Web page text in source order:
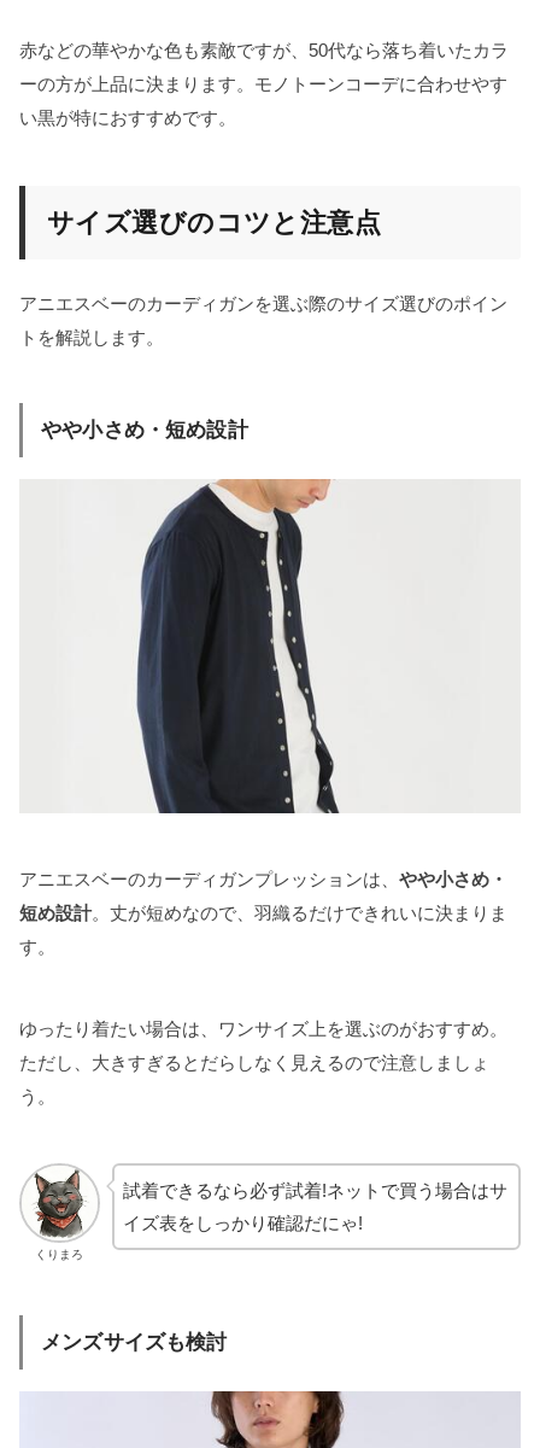
赤などの華やかな色も素敵ですが、50代なら落ち着いたカラ
ーの方が上品に決まります。モノトーンコーデに合わせやす
い黒が特におすすめです。
サイズ選びのコツと注意点
アニエスベーのカーディガンを選ぶ際のサイズ選びのポイン
トを解説します。
やや小さめ・短め設計
アニエスベーのカーディガンプレッションは、 やや小さめ・
短め設計。丈が短めなので、羽織るだけできれいに決まりま
す。
ゆったり着たい場合は、ワンサイズ上を選ぶのがおすすめ。
ただし、大きすぎるとだらしなく見えるので注意しましょ
う。
くりまろ
試着できるなら必ず試着!ネットで買う場合はサ
イズ表をしっかり確認だにゃ!
メンズサイズも検討